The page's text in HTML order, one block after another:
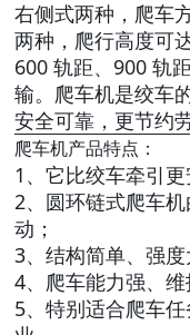
右侧式两种，爬车
两种，爬行高度可
600 轨距、900 轨
输。爬车机是绞车
安全可靠，更节约
爬车机产品特点：
1、它比绞车牵引
2、圆环链式爬车
动；
3、结构简单、强度
4、爬车能力强、维
5、特别适合爬车